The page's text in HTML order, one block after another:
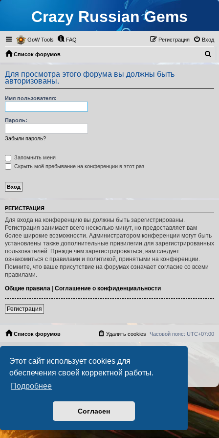
Этот сайт использует cookies для
обеспечения своей корректной работы.
Подробнее
Согласен
Crazy Russian Gems
GoW Tools FAQ Вход
Регистрация
Список форумов
о
с
Для просмотра этого форума вы должны быть
авторизованы.
Имя пользователя:
Пароль:
Забыли пароль?
Запомнить меня
Скрыть моё пребывание на конференции в этот раз
РЕГИСТРАЦИЯ
Для входа на конференцию вы должны быть зарегистрированы.
Регистрация занимает всего несколько минут, но предоставляет вам
более широкие возможности. Администратором конференции могут быть
установлены также дополнительные привилегии для зарегистрированных
пользователей. Прежде чем зарегистрироваться, вам следует
ознакомиться с правилами и политикой, принятыми на конференции.
Помните, что ваше присутствие на форумах означает согласие со всеми
правилами.
Общие правила | Соглашение о конфиденциальности
Регистрация
Список форумов Часовой пояс: UTC+07:00
Удалить cookies
Русская поддержка phpBB
PS4 Pro style ©Jester
Конфиденциальность
|